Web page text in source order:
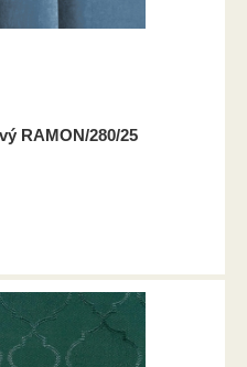
RAMON/280/25